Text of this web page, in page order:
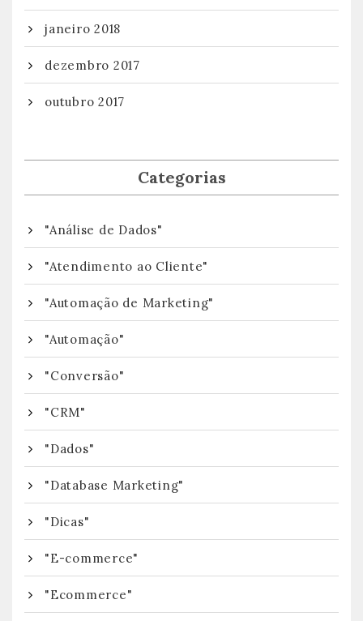
janeiro 2018
dezembro 2017
outubro 2017
Categorias
"Análise de Dados"
"Atendimento ao Cliente"
"Automação de Marketing"
"Automação"
"Conversão"
"CRM"
"Dados"
"Database Marketing"
"Dicas"
"E-commerce"
"Ecommerce"